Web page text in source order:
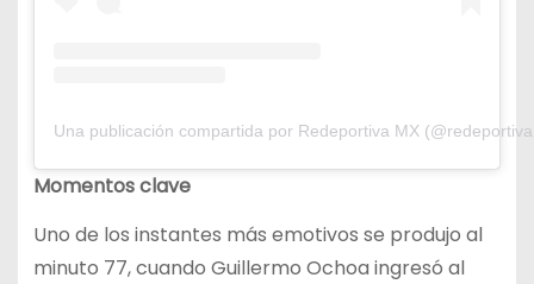
Una publicación compartida por Redeportiva MX
Momentos clave
Uno de los instantes más emotivos se produjo al
minuto 77, cuando Guillermo Ochoa ingresó al